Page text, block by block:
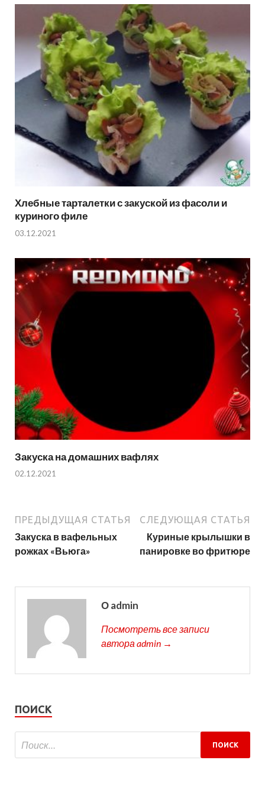
Хлебные тарталетки с закуской из фасоли и
куриного филе
03.12.2021
Закуска на домашних вафлях
02.12.2021
ПРЕДЫДУЩАЯ СТАТЬЯ
Закуска в вафельных
рожках «Вьюга»
СЛЕДУЮЩАЯ СТАТЬЯ
Куриные крылышки в
панировке во фритюре
О admin
Посмотреть все записи
автора admin →
ПОИСК